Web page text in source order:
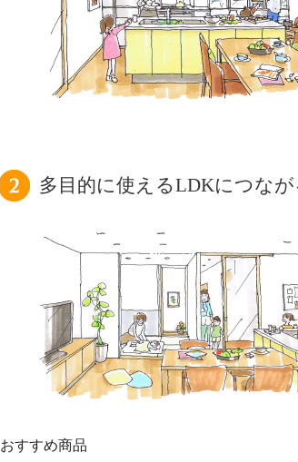
多目的に使えるLDKにつなが
おすすめ商品